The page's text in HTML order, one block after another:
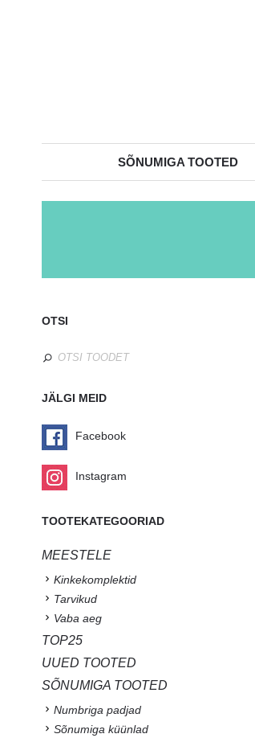
SÕNUMIGA TOOTED
OTSI
JÄLGI MEID
Facebook
Instagram
TOOTEKATEGOORIAD
MEESTELE
Kinkekomplektid
Tarvikud
Vaba aeg
TOP25
UUED TOOTED
SÕNUMIGA TOOTED
Numbriga padjad
Sõnumiga küünlad